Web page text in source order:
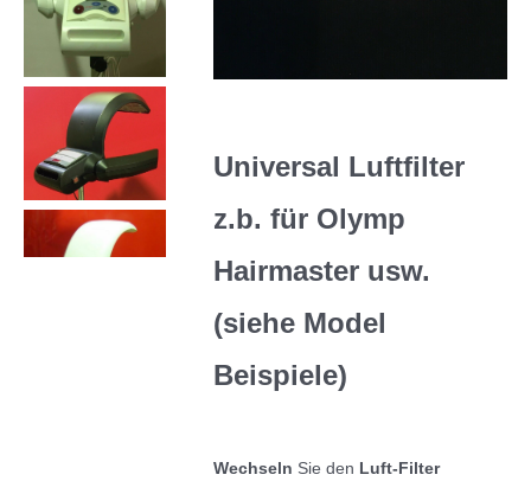
Universal Luftfilter
z.b. für Olymp
Hairmaster usw.
(siehe Model
Beispiele)
Wechseln Sie den Luft-Filter